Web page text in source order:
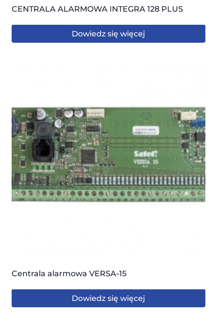
CENTRALA ALARMOWA INTEGRA 128 PLUS
Dowiedz się więcej
Centrala alarmowa VERSA-15
Dowiedz się więcej